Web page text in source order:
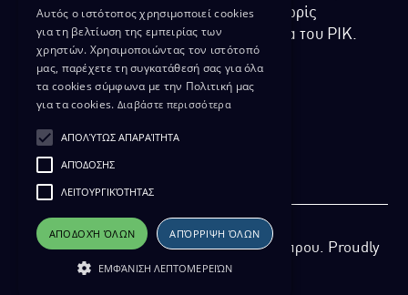
του, σε οποιοδήποτε μορφή, με ή χωρίς
επεξεργασία και χωρίς γραπτή άδεια του ΡΙΚ.
ΔΙΚΑΙΩΜΑ ΠΡΟΣΤΑΣΙΑΣ ΔΕΔΟΜΕΝΩΝ
ΠΟΛΙΤΙΚΗ ΑΠΟΡΡΗΤΟΥ
ΔΙΑΘΕΣΗ ΑΡΧΕΙΑΚΟΥ ΥΛΙΚΟΥ
ΠΟΛΙΤΙΚΗ ΑΠΟΡΡΗΤΟΥ EUROVISION
Copyright 2026 Ραδιοφωνικό Ίδρυμα Κύπρου. Proudly
developed byPixel Actionsfor ΡΙΚ
Αυτός ο ιστότοπος χρησιμοποιεί cookies
για τη βελτίωση της εμπειρίας των
χρηστών. Χρησιμοποιώντας τον ιστότοπό
μας, παρέχετε τη συγκατάθεσή σας για όλα
τα cookies σύμφωνα με την Πολιτική μας
για τα cookies. Διαβάστε περισσότερα
ΑΠΟΛΎΤΩΣ ΑΠΑΡΑΊΤΗΤΑ
ΑΠΌΔΟΣΗΣ
ΛΕΙΤΟΥΡΓΙΚΌΤΗΤΑΣ
ΑΠΟΔΟΧΉ ΌΛΩΝ ΑΠΌΡΡΙΨΗ ΌΛΩΝ
ΕΜΦΆΝΙΣΗ ΛΕΠΤΟΜΕΡΕΙΏΝ